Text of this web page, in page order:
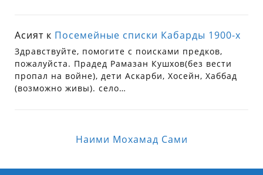
Асият к Посемейные списки Кабарды 1900-х
Здравствуйте, помогите с поисками предков,
пожалуйста. Прадед Рамазан Кушхов(без вести
пропал на войне), дети Аскарби, Хосейн, Хаббад
(возможно живы). село…
Наими Мохамад Сами